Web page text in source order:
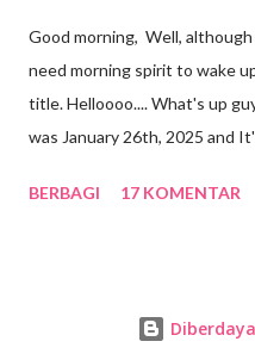
Good morning, Well,
need morning spirit to wake
title. Helloooo.... What's up
was January 26th, 2025 and
my real life and I felt like I
and live my life without any
BERBAGI 17 KOMENTAR